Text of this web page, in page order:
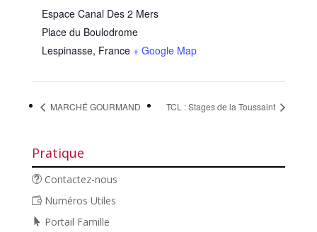
Espace Canal Des 2 Mers
Place du Boulodrome
Lespinasse, France + Google Map
MARCHÉ GOURMAND TCL : Stages de la Toussaint
Pratique
Contactez-nous
Numéros Utiles
Portail Famille